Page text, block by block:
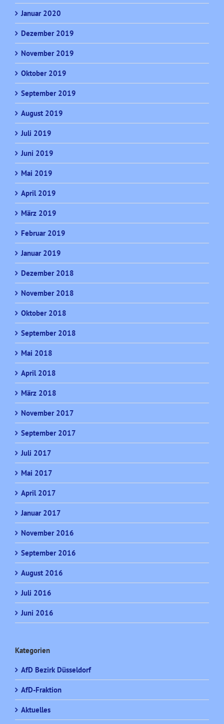
Januar 2020
Dezember 2019
November 2019
Oktober 2019
September 2019
August 2019
Juli 2019
Juni 2019
Mai 2019
April 2019
März 2019
Februar 2019
Januar 2019
Dezember 2018
November 2018
Oktober 2018
September 2018
Mai 2018
April 2018
März 2018
November 2017
September 2017
Juli 2017
Mai 2017
April 2017
Januar 2017
November 2016
September 2016
August 2016
Juli 2016
Juni 2016
Kategorien
AfD Bezirk Düsseldorf
AfD-Fraktion
Aktuelles